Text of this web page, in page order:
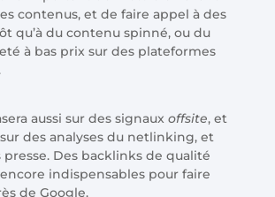
contenus, et de faire appel à des
qu’à du contenu spinné, ou du
à bas prix sur des plateformes
aussi sur des signaux offsite, et
des analyses du netlinking, et
Des backlinks de qualité
indispensables pour faire
de Google.